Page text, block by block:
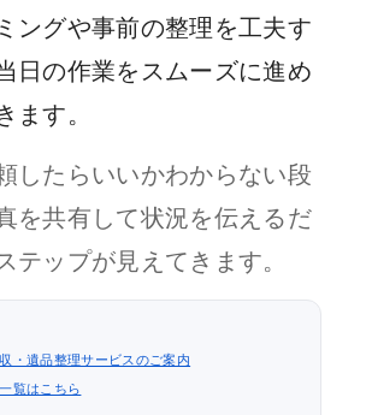
ングや事前の整理を工夫す
日の作業をスムーズに進め
ます。
したらいいかわからない段
を共有して状況を伝えるだ
テップが見えてきます。
・遺品整理サービスのご案内
覧はこちら